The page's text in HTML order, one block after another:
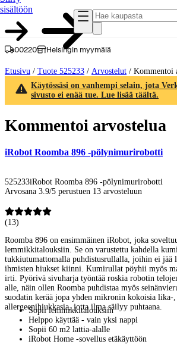
sisältöön
00220 Helsingin myymälä
Etusivu / Tuote 525233 / Arvostelut / Kommentoi
Käytössäsi on vanhempi selain, jota
sivusto ei enää tue. Lue lisää täältä.
Kommentoi arvostelua
iRobot Roomba 896 -pölynimurirobotti
525233iRobot Roomba 896 -pölynimurirobotti
Arvosana 3.9/5 perustuen 13 arvosteluun
(13)
Roomba 896 on ensimmäinen iRobot, joka
lemmikkitalouksiin. Se on varustettu kahdella
tukkiutumattomalla puhdistusrullalla, joihin ei jää
ihmisten hiukset kiinni. Kumirullat pöyhii myös
irti. Pyörivä sivuharja työntää roskia robotin
alle, näin ollen Roomba puhdistaa myös
suodatin kerää jopa yhden mikronin kokoisia lika-
allergeenihiukkasia, jotta ilma säilyy puhtaana.
Sopii lemmikkitalouksiin
Helppo käyttää - vain yksi nappi
Sopii 60 m2 lattia-alalle
iRobot Home -sovellus etäkäyttöön